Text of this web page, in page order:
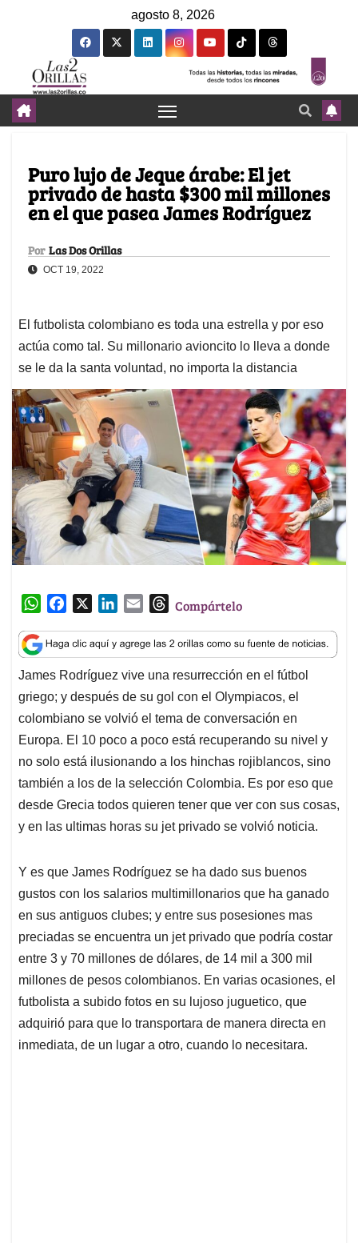
agosto 8, 2026
Puro lujo de Jeque árabe: El jet
privado de hasta $300 mil millones
en el que pasea James Rodríguez
Por Las Dos Orillas
OCT 19, 2022
El futbolista colombiano es toda una estrella y por eso
actúa como tal. Su millonario avioncito lo lleva a donde
se le da la santa voluntad, no importa la distancia
W
a
t
s
A
p
p
c
e
b
o
o
k
n
k
e
d
I
n
a
i
l
T
r
e
a
d
s
Compártelo
James Rodríguez vive una resurrección en el fútbol
griego; y después de su gol con el Olympiacos, el
colombiano se volvió el tema de conversación en
Europa. El 10 poco a poco está recuperando su nivel y
no solo está ilusionando a los hinchas rojiblancos, sino
también a los de la selección Colombia. Es por eso que
desde Grecia todos quieren tener que ver con sus cosas,
y en las ultimas horas su jet privado se volvió noticia.
Y es que James Rodríguez se ha dado sus buenos
gustos con los salarios multimillonarios que ha ganado
en sus antiguos clubes; y entre sus posesiones mas
preciadas se encuentra un jet privado que podría costar
entre 3 y 70 millones de dólares, de 14 mil a 300 mil
millones de pesos colombianos. En varias ocasiones, el
futbolista a subido fotos en su lujoso juguetico, que
adquirió para que lo transportara de manera directa en
inmediata, de un lugar a otro, cuando lo necesitara.